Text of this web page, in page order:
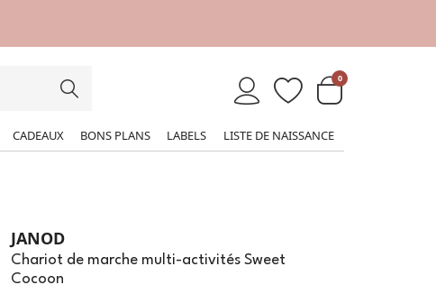
0
CADEAUX BONS PLANS LABELS LISTE DE NAISSANCE
JANOD
Chariot de marche multi-activités Sweet
Cocoon